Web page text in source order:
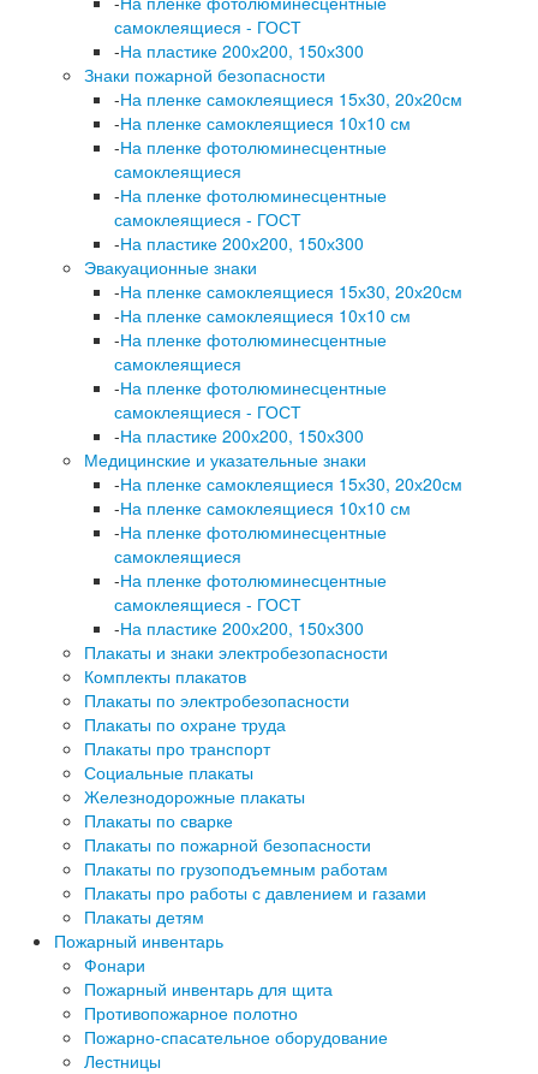
самоклеящиеся - ГОСТ
-На пластике 200х200, 150х300
Знаки пожарной безопасности
-На пленке самоклеящиеся 15х30, 20х20см
-На пленке самоклеящиеся 10х10 см
-На пленке фотолюминесцентные
самоклеящиеся
-На пленке фотолюминесцентные
самоклеящиеся - ГОСТ
-На пластике 200х200, 150х300
Эвакуационные знаки
-На пленке самоклеящиеся 15х30, 20х20см
-На пленке самоклеящиеся 10х10 см
-На пленке фотолюминесцентные
самоклеящиеся
-На пленке фотолюминесцентные
самоклеящиеся - ГОСТ
-На пластике 200х200, 150х300
Медицинские и указательные знаки
-На пленке самоклеящиеся 15х30, 20х20см
-На пленке самоклеящиеся 10х10 см
-На пленке фотолюминесцентные
самоклеящиеся
-На пленке фотолюминесцентные
самоклеящиеся - ГОСТ
-На пластике 200х200, 150х300
Плакаты и знаки электробезопасности
Комплекты плакатов
Плакаты по электробезопасности
Плакаты по охране труда
Плакаты про транспорт
Социальные плакаты
Железнодорожные плакаты
Плакаты по сварке
Плакаты по пожарной безопасности
Плакаты по грузоподъемным работам
Плакаты про работы с давлением и газами
Плакаты детям
Пожарный инвентарь
Фонари
Пожарный инвентарь для щита
Противопожарное полотно
Пожарно-спасательное оборудование
Лестницы